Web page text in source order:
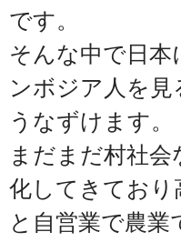
です。
そんな中で日
ンボジア人を
うなずけます。
まだまだ村社
化してきており
と自営業で農